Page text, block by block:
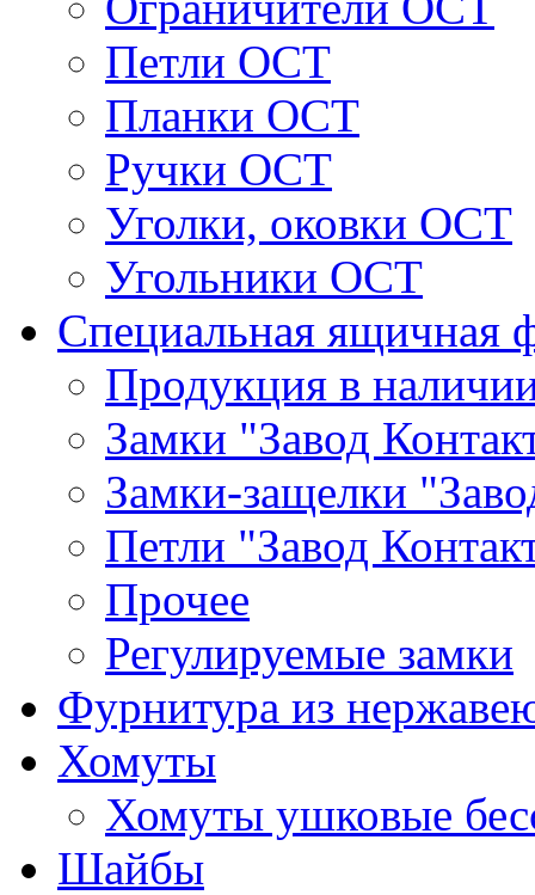
Петли ОСТ
Планки ОСТ
Ручки ОСТ
Уголки, оковки ОСТ
Угольники ОСТ
Специальная ящичная
Продукция в
Замки "Завод
Замки-защелки
Петли "Завод
Прочее
Регулируемые замки
Фурнитура из
Хомуты
Хомуты ушковые
Шайбы